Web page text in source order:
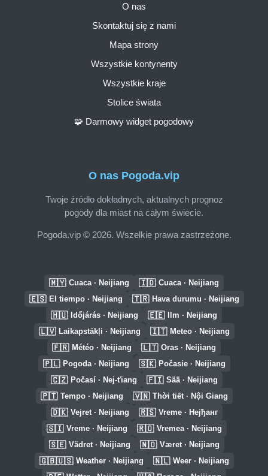
O nas Pogoda.vip
Twoje źródło dokładnych, aktualnych prognoz
pogody dla miast na całym świecie.
Pogoda.vip © 2026. Wszelkie prawa zastrzeżone.
O nas
Skontaktuj się z nami
Mapa strony
Wszystkie kontynenty
Wszystkie kraje
Stolice świata
🧩 Darmowy widget pogodowy
🇲🇾 Cuaca · Neijiang 🇮🇩 Cuaca · Neijiang
🇪🇸 El tiempo · Neijiang 🇹🇷 Hava durumu · Neijiang
🇭🇺 Időjárás · Neijiang 🇪🇪 Ilm · Neijiang
🇱🇻 Laikapstākļi · Neijiang 🇮🇹 Meteo · Neijiang
🇫🇷 Météo · Neijiang 🇱🇹 Oras · Neijiang
🇵🇱 Pogoda · Neijiang 🇸🇰 Počasie · Neijiang
🇨🇿 Počasí · Nej-ťiang 🇫🇮 Sää · Neijiang
🇵🇹 Tempo · Neijiang 🇻🇳 Thời tiết · Nội Giang
🇩🇰 Vejret · Neijiang 🇷🇸 Vreme · Нејђанг
🇸🇮 Vreme · Neijiang 🇷🇴 Vremea · Neijiang
🇸🇪 Vädret · Neijiang 🇳🇴 Været · Neijiang
🇬🇧🇺🇸 Weather · Neijiang 🇳🇱 Weer · Neijiang